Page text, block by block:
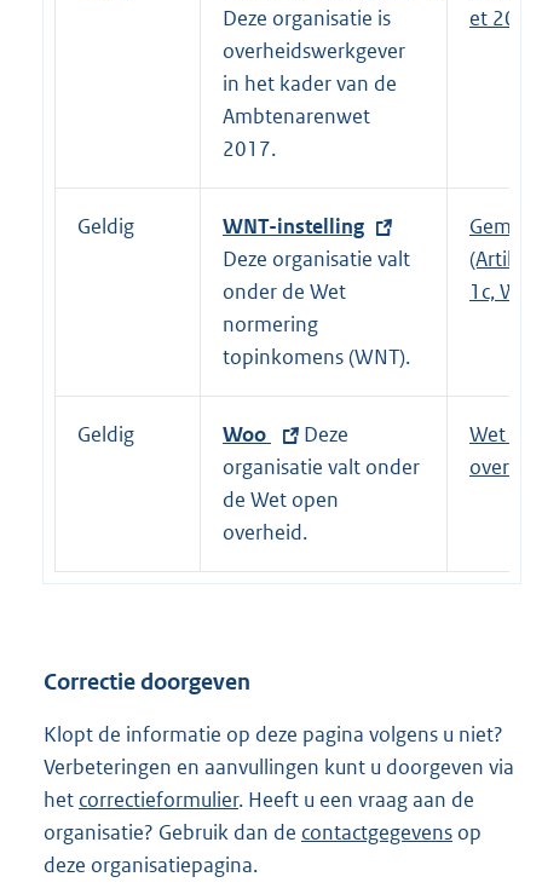
x
t
e
r
n
e
l
i
:
Deze organisatie is
overheidswerkgever
in het kader van de
Ambtenarenwet
2017.
et 2017
Geldig
E
x
t
e
r
n
e
:
WNT-instelling
Deze organisatie valt
onder de Wet
normering
topinkomens (WNT).
(Artikel
1c,
Geldig
E
x
t
e
r
i
n
k
:
Woo
Deze
organisatie valt onder
de Wet open
overheid.
Wet
Correctie doorgeven
Klopt de informatie op deze pagina volgens u niet?
Verbeteringen en aanvullingen kunt u doorgeven via
het correctieformulier. Heeft u een vraag aan de
organisatie? Gebruik dan de contactgegevens op
deze organisatiepagina.